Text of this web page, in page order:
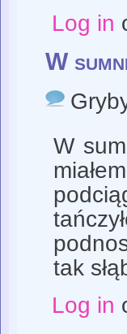
Log in
W
W
tak
Log in